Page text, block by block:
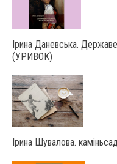
Ірина Даневська.
(УРИВОК)
Ірина Шувалова.